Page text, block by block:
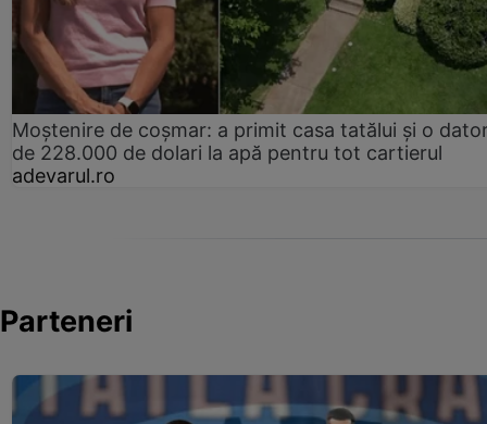
Moștenire de coșmar: a primit casa tatălui și o
de 228.000 de dolari la apă pentru tot cartierul
adevarul.ro
Parteneri